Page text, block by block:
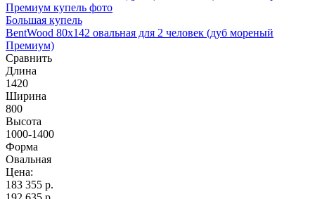
Большая купель
BentWood 80х142 овальная для 2 человек (дуб мореный
Премиум)
Сравнить
Длина
1420
Ширина
800
Высота
1000-1400
Форма
Овальная
Цена:
183 355 р.